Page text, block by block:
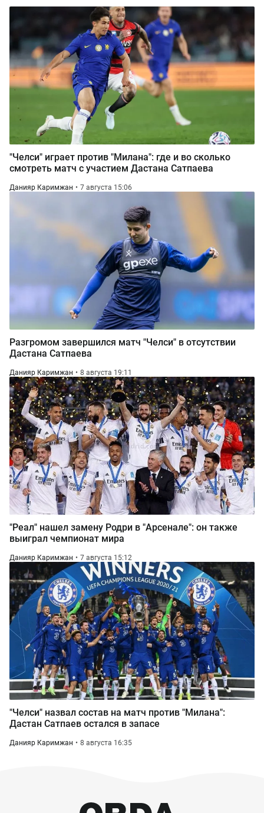
"Челси" играет против "Милана": где и во сколько
смотреть матч с участием Дастана Сатпаева
Данияр Каримжан 7 августа 15:06
Разгромом завершился матч "Челси" в отсутствии
Дастана Сатпаева
Данияр Каримжан 8 августа 19:11
"Реал" нашел замену Родри в "Арсенале": он также
выиграл чемпионат мира
Данияр Каримжан 7 августа 15:12
"Челси" назвал состав на матч против "Милана":
Дастан Сатпаев остался в запасе
Данияр Каримжан 8 августа 16:35